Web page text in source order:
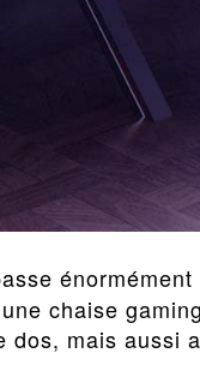
chaise
dos, mais aussi